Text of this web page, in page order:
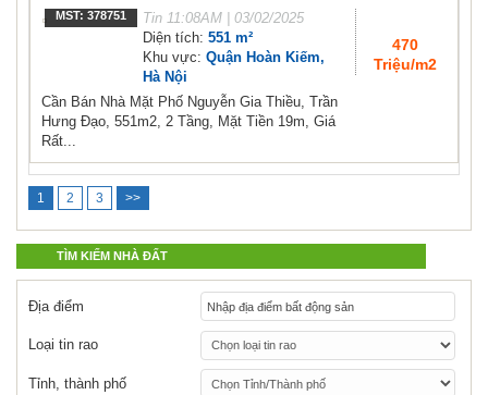
MST: 378751 Tin 11:08AM | 03/02/2025
Diện tích: 551 m²
Khu vực: Quận Hoàn Kiếm,
Hà Nội
470
Triệu/m2
Cần Bán Nhà Mặt Phố Nguyễn Gia Thiều, Trần
Hưng Đạo, 551m2, 2 Tầng, Mặt Tiền 19m, Giá
Rất...
1 2 3 >>
TÌM KIẾM NHÀ ĐẤT
Địa điểm
Loại tin rao
Tỉnh, thành phố